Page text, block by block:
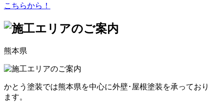
こちらから！
熊本県
かとう塗装では熊本県を中心に外壁･屋根塗装を承っており
ます。